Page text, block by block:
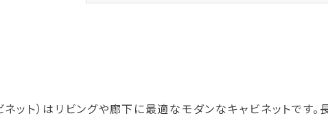
ット）はリビングや廊下に最適なモダンなキャビネットです